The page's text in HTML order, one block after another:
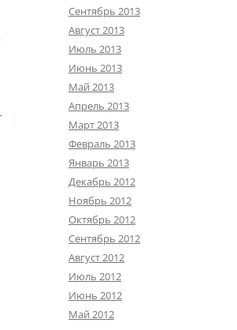
Сентябрь 2013
Август 2013
Июль 2013
Июнь 2013
Май 2013
Апрель 2013
Март 2013
Февраль 2013
Январь 2013
Декабрь 2012
Ноябрь 2012
Октябрь 2012
Сентябрь 2012
Август 2012
Июль 2012
Июнь 2012
Май 2012